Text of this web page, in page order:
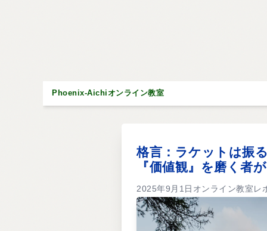
Phoenix-Aichiオンライン教室
格言：ラケットは振
『価値観』を磨く者
2025年9月1日オンライン教室レ